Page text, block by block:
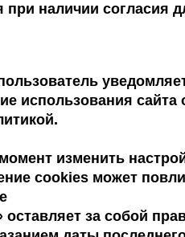
наличии согласия
использования
изменить
cookies может
за собой